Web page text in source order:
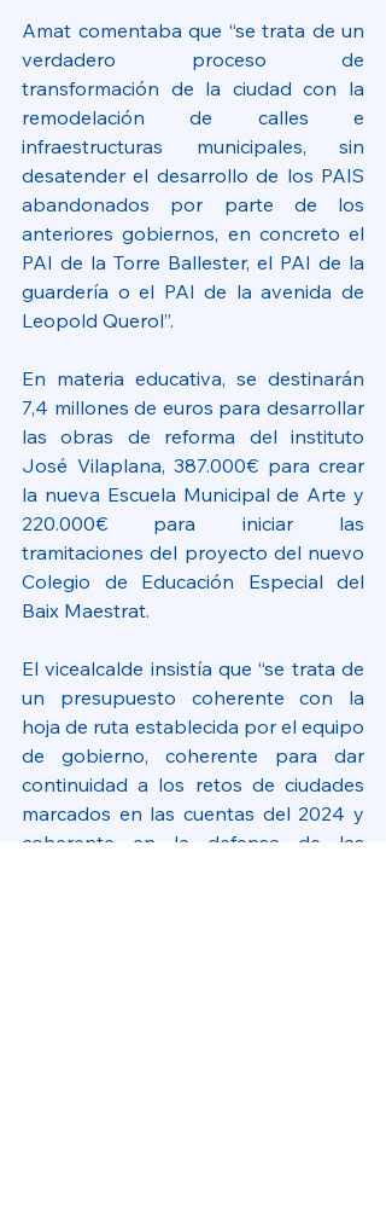
Amat comentaba que “se trata de un
verdadero proceso de
transformación de la ciudad con la
remodelación de calles e
infraestructuras municipales, sin
desatender el desarrollo de los PAIS
abandonados por parte de los
anteriores gobiernos, en concreto el
PAI de la Torre Ballester, el PAI de la
guardería o el PAI de la avenida de
Leopold Querol”.
En materia educativa, se destinarán
7,4 millones de euros para desarrollar
las obras de reforma del instituto
José Vilaplana, 387.000€ para crear
la nueva Escuela Municipal de Arte y
220.000€ para iniciar las
tramitaciones del proyecto del nuevo
Colegio de Educación Especial del
Baix Maestrat.
El vicealcalde insistía que “se trata de
un presupuesto coherente con la
hoja de ruta establecida por el equipo
de gobierno, coherente para dar
continuidad a los retos de ciudades
marcados en las cuentas del 2024 y
coherente en la defensa de las